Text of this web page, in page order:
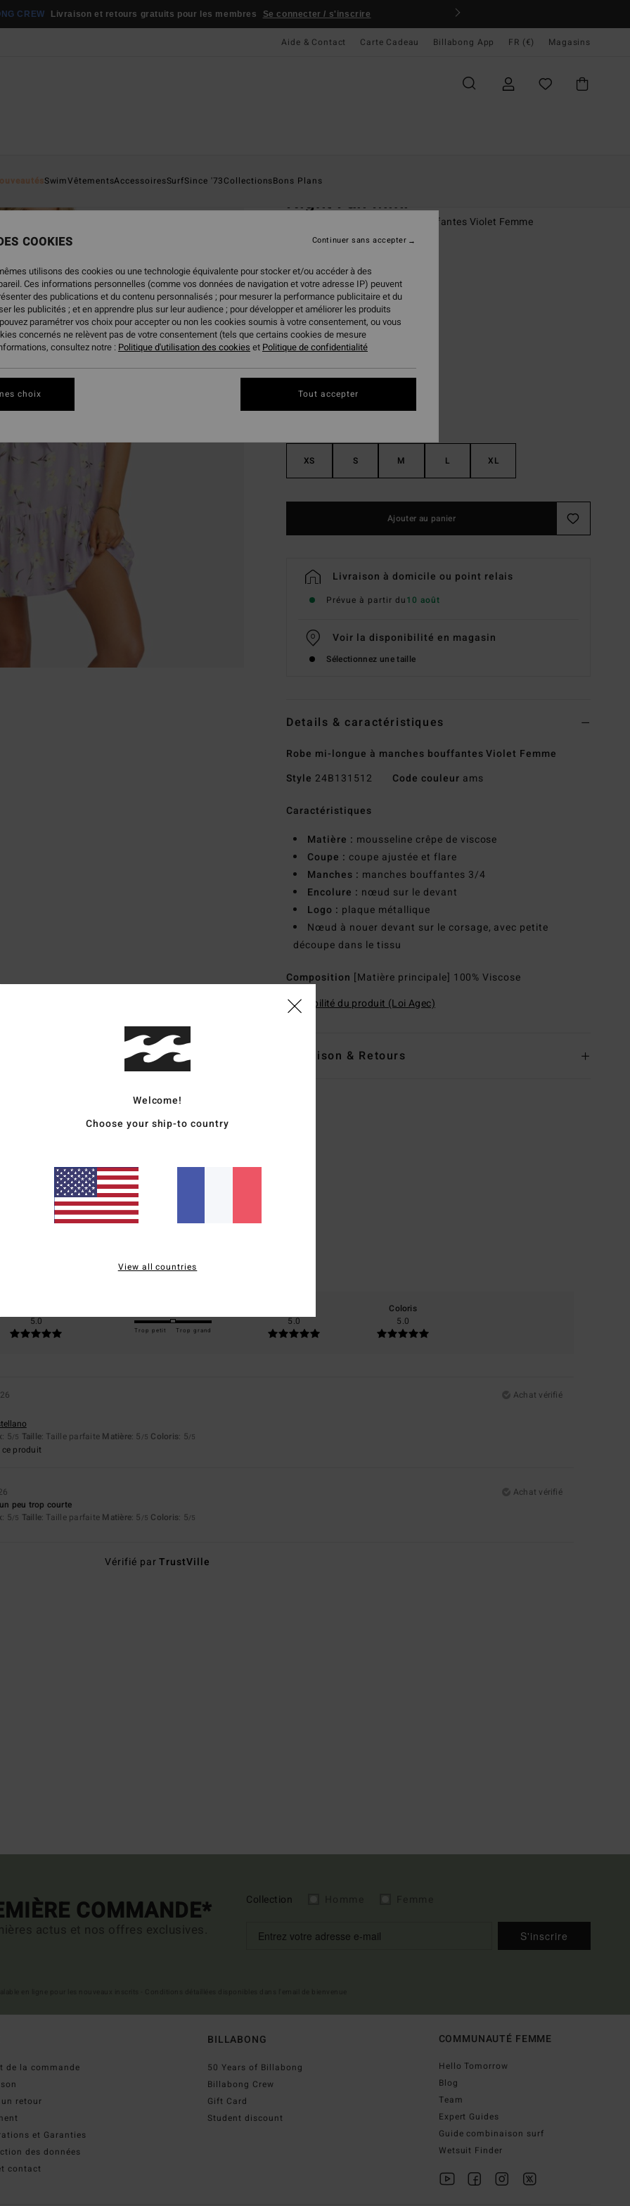
CREW Livraison et retours gratuits pour les membres Se connecter / s'inscrire
Aide & Contact Carte Cadeau Billabong App FR (€) Magasins
SwimVêtementsAccessoiresSurfSince '73CollectionsBons Plans
Night Fall Mini
Robe mi-longue à manches bouffantes Violet Femme
(2 Avis)
69,95 €
50%
34,98 €
BONS PLANS
CouleurAmethyst Smoke
XS S M L XL
Ajouter au panier
Livraison à domicile ou point relais
Prévue à partir du10 août
Voir la disponibilité en magasin
Sélectionnez une taille
Details & caractéristiques
Robe mi-longue à manches bouffantes Violet Femme
Style 24B131512 Code couleur ams
Caractéristiques
Matière : mousseline crêpe de viscose
Coupe : coupe ajustée et flare
Manches : manches bouffantes 3/4
Encolure : nœud sur le devant
Logo : plaque métallique
Nœud à nouer devant sur le corsage, avec petite
découpe dans le tissu
Composition [Matière principale] 100% Viscose
Traçabilité du produit (Loi Agec)
Livraison & Retours
Note moyenne
4.5
50% de nos clients recommandent ce produit
qualité / prix
5.0
Trop petit Trop grand
5.0
Coloris
5.0
Achat vérifié
: 5/5 Taille: Taille parfaite Matière: 5 /5 Coloris: 5/5
produit
Achat vérifié
peu trop courte
: 5/5 Taille: Taille parfaite Matière: 5 /5 Coloris: 5/5
Vérifié parTrustVille
COMMANDE*
actus et nos offres exclusives.
Collection
S'inscrire
de la commande
retour
et Garanties
des données
contact
BILLABONG
50 Years of Billabong
Billabong Crew
Gift Card
Student discount
COMMUNAUTÉ FEMME
Hello Tomorrow
Blog
Team
Expert Guides
Guide combinaison surf
Wetsuit Finder
Welcome!
Choose your ship-to country
View all countries
COOKIES
utilisons des cookies ou une technologie équivalente pour stocker et/ou accéder à des
Ces informations personnelles (comme vos données de navigation et votre adresse IP) peuvent
des publications et du contenu personnalisés ; pour mesurer la performance publicitaire et du
les publicités ; et en apprendre plus sur leur audience ; pour développer et améliorer les produits
paramétrer vos choix pour accepter ou non les cookies soumis à votre consentement, ou vous
concernés ne relèvent pas de votre consentement (tels que certains cookies de mesure
consultez notre : Politique d'utilisation des cookies et Politique de confidentialité
choix
Continuer sans accepter
Tout accepter